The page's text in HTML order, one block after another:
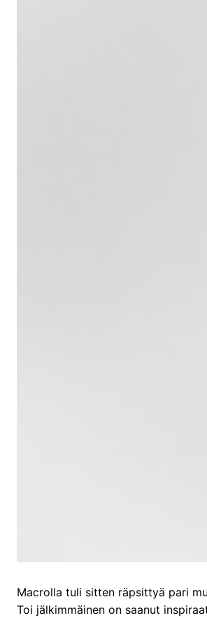
Macrolla tuli sitten räpsittyä pari
Toi jälkimmäinen on saanut